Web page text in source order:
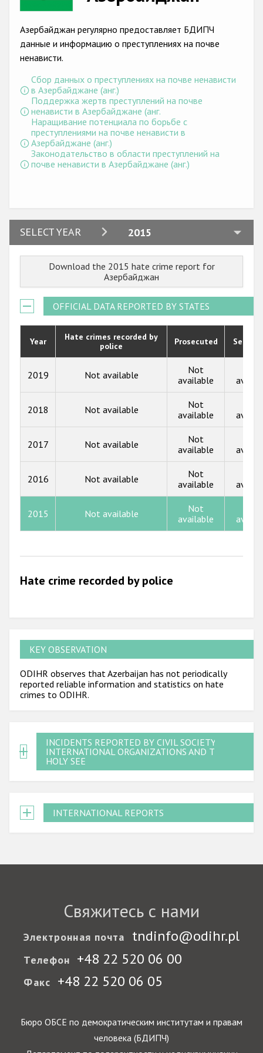
Anti-Roma hate crime
Anti-Muslim hate crime
Anti-Christian hate crime
Other hate crime based on religion or belief
Gender-based hate crime
Anti-LGBTI hate crime
Проекты БДИПЧ
Организации гражданского общества
Государства-участники
Азербайджан регулярно предоставляет БДИПЧ
данные и информацию о преступлениях на почве
ненависти.
Сбор данных о преступлениях на почве ненависти
в Азербайджане (анг.)
Поддержка жертв преступлений на почве
ненависти в Азербайджане (анг.
Наращивание потенциала по борьбе с
преступлениями на почве ненависти в
Азербайджане (анг.)
Законодательство в области преступлений на
почве ненависти в Азербайджане (анг.)
SELECT YEAR 2015
2024
2022
2021
2020
2019
2018
2017
2014
2013
2012
Download the 2015 hate crime report for
Азербайджан
OFFICIAL DATA REPORTED BY STATES
Year
Hate crimes recorded by
police
Prosecuted
2019 Not available
Not
available
2018 Not available
Not
available
2017 Not available
Not
available
2016 Not available
Not
available
2015 Not available
Not
available
Hate crime recorded by police
KEY OBSERVATION
ODIHR observes that Azerbaijan has not periodically
reported reliable information and statistics on hate
crimes to ODIHR.
INCIDENTS REPORTED BY CIVIL SOCIETY,
INTERNATIONAL ORGANIZATIONS AND THE
HOLY SEE
INTERNATIONAL REPORTS
Свяжитесь с нами
Электронная почта tndinfo@odihr.pl
Телефон +48 22 520 06 00
Факс +48 22 520 06 05
Бюро ОБСЕ по демократическим институтам и правам
человека (БДИПЧ)